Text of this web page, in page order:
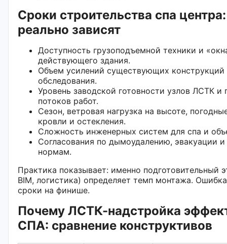
Сроки строительства спа
реально зависят
Доступность грузоподъемной техники и
действующего здания.
Объем усилений существующих конструкций
обследования.
Уровень заводской готовности узлов ЛСТК и
потоков работ.
Сезон, ветровая нагрузка на высоте,
кровли и остекления.
Сложность инженерных систем для спа и
Согласования по дымоудалению, эвакуации
нормам.
Практика показывает: именно подготовительный
BIM, логистика) определяет темп монтажа.
сроки на финише.
Почему ЛСТК-надстройка
СПА: сравнение конструктивов